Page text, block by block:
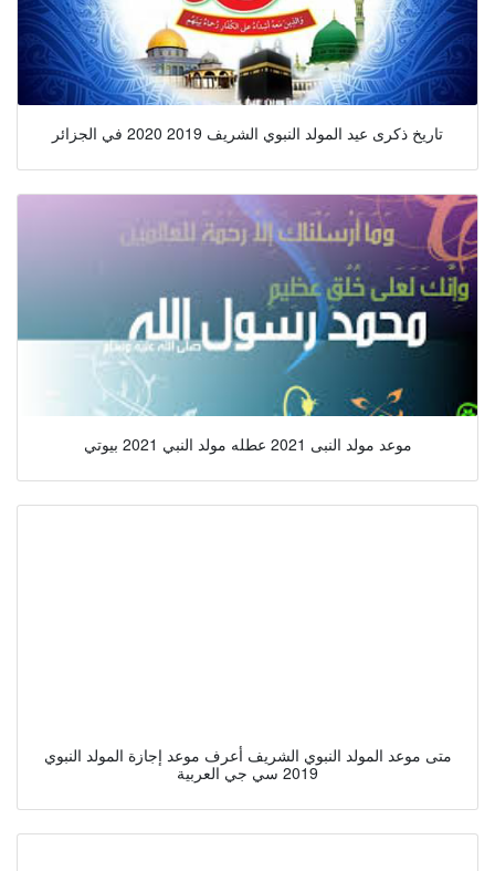
تاريخ ذكرى عيد المولد النبوي الشريف 2019 2020 في الجزائر
موعد مولد النبى 2021 عطله مولد النبي 2021 بيوتي
متى موعد المولد النبوي الشريف أعرف موعد إجازة المولد النبوي
2019 سي جي العربية